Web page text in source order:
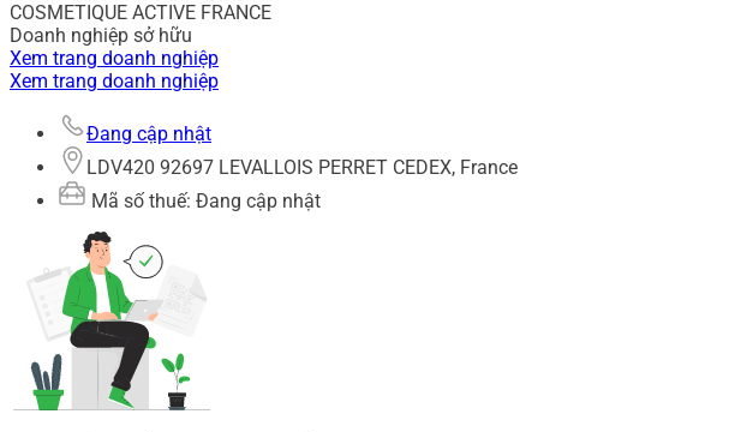
COSMETIQUE ACTIVE FRANCE
Doanh nghiệp sở hữu
Xem trang doanh nghiệp
Xem trang doanh nghiệp
Đang cập nhật
LDV420 92697 LEVALLOIS PERRET CEDEX, France
Mã số thuế: Đang cập nhật